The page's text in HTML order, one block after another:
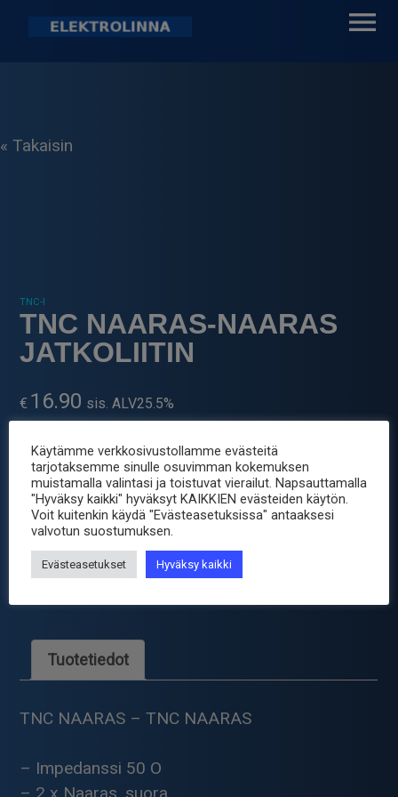
« Takaisin
TNC-I
TNC NAARAS-NAARAS
JATKOLIITIN
€ 16.90 sis. ALV25.5%
Toimitus 2-4 arkipäivää valmistajalta
-
TNC
NAARAS-
JATKOLIITIN
+
Tuotetunnus (SKU):
TNC-I
Osastot:Liittimet,Sähkömekaniikka,
Tuotetiedot
TNC NAARAS – TNC NAARAS
– Impedanssi 50 O
Käytämme verkkosivustollamme evästeitä
tarjotaksemme sinulle osuvimman kokemuksen
muistamalla valintasi ja toistuvat vierailut. Napsauttamalla
"Hyväksy kaikki" hyväksyt KAIKKIEN evästeiden käytön.
Voit kuitenkin käydä "Evästeasetuksissa" antaaksesi
valvotun suostumuksen.
Evästeasetukset Hyväksy kaikki